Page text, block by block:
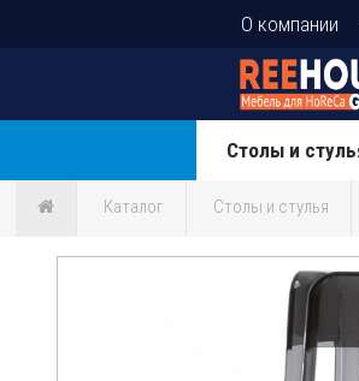
О компании
Столы и
Каталог Столы и стулья